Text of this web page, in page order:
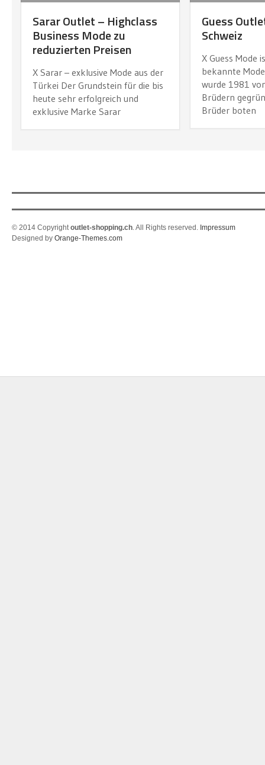
Sarar Outlet – Highclass
Business Mode zu
reduzierten Preisen
X Sarar – exklusive Mode aus der
Türkei Der Grundstein für die bis
heute sehr erfolgreich und
exklusive Marke Sarar
Guess
Schweiz
X Guess Mode
bekannte
wurde 1981
Brüdern
Brüder boten
© 2014 Copyrightoutlet-shopping.ch. All Rights reserved. Impressum
Designed by Orange-Themes.com